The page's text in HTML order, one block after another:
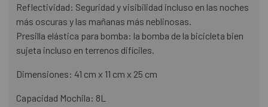
Reflectividad: Seguridad y visibilidad incluso en las noches
más oscuras y las mañanas más neblinosas.
Presilla elástica para bomba: la bomba de la bicicleta bien
sujeta incluso en terrenos difíciles.
Dimensiones: 41 cm x 11 cm x 25 cm
Capacidad Mochila: 8L